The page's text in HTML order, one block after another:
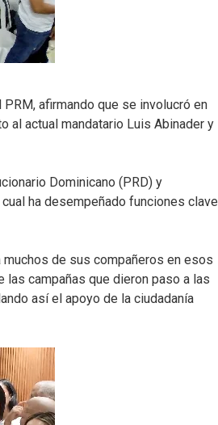
afirmando que se involucró en
al actual mandatario Luis Abinader y
Dominicano (PRD) y
ha desempeñado funciones clave
de sus compañeros en esos
campañas que dieron paso a las
así el apoyo de la ciudadanía